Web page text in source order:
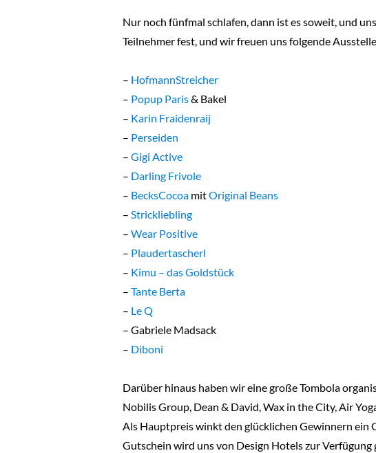
Nur noch fünfmal schlafen, dann ist es soweit, und
Teilnehmer fest, und wir freuen uns folgende
– HofmannStreicher
– Popup Paris& Bakel
– Karin Fraidenraij
– Perseiden
– Gigi Active
– Darling Frivole
– BecksCocoa mitOriginal Beans
– Strickliebling
– Wear Positive
– Plaudertascherl
– Kimu – das Goldstück
– Tante Berta
– Le Q
– Gabriele Madsack
– Diboni
Darüber hinaus haben wir eine große Tombola
Nobilis Group, Dean & David, Wax in the City, Air
Als Hauptpreis winkt den glücklichen Gewinnern ein
Gutschein wird uns von Design Hotels zur Verfügung